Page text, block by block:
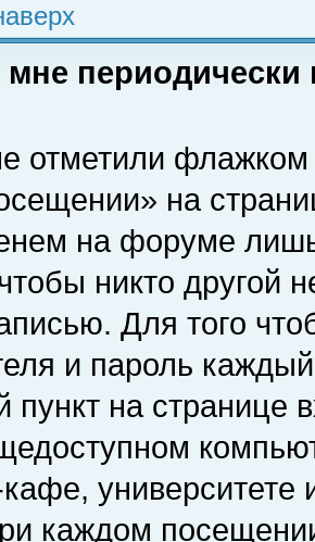
отметили флажком
на
на форуме
никто другой
Для того
и пароль
пункт на
университете
каждом